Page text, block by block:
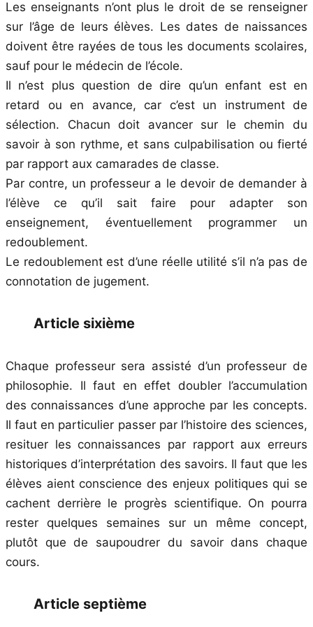
Les enseignants n’ont plus le droit de se renseigner
sur l’âge de leurs élèves. Les dates de naissances
doivent être rayées de tous les documents scolaires,
sauf pour le médecin de l’école.
Il n’est plus question de dire qu’un enfant est en
retard ou en avance, car c’est un instrument de
sélection. Chacun doit avancer sur le chemin du
savoir à son rythme, et sans culpabilisation ou fierté
par rapport aux camarades de classe.
Par contre, un professeur a le devoir de demander à
l’élève ce qu’il sait faire pour adapter son
enseignement, éventuellement programmer un
redoublement.
Le redoublement est d’une réelle utilité s’il n’a pas de
connotation de jugement.
Article sixième
Chaque professeur sera assisté d’un professeur de
philosophie. Il faut en effet doubler l’accumulation
des connaissances d’une approche par les concepts.
Il faut en particulier passer par l’histoire des sciences,
resituer les connaissances par rapport aux erreurs
historiques d’interprétation des savoirs. Il faut que les
élèves aient conscience des enjeux politiques qui se
cachent derrière le progrès scientifique. On pourra
rester quelques semaines sur un même concept,
plutôt que de saupoudrer du savoir dans chaque
cours.
Article septième